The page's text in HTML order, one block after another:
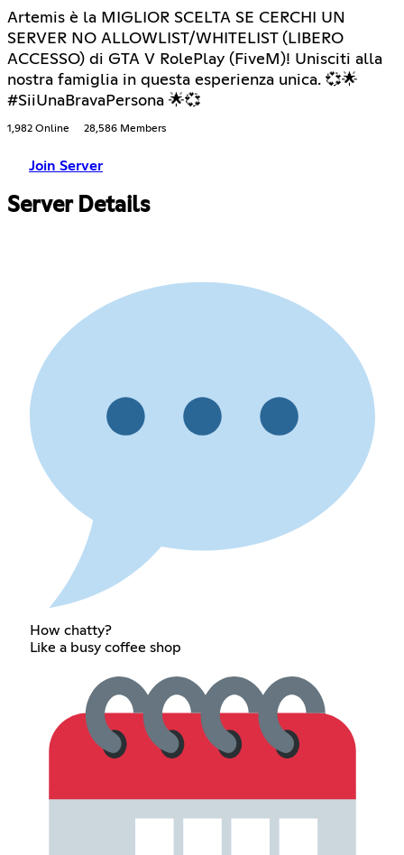
Artemis è la MIGLIOR SCELTA SE CERCHI UN
SERVER NO ALLOWLIST/WHITELIST (LIBERO
ACCESSO) di GTA V RolePlay (FiveM)! Unisciti alla
nostra famiglia in questa esperienza unica. 💞🌟
#SiiUnaBravaPersona 🌟💞
1,982 Online 28,586 Members
Join Server
Server Details
How chatty?
Like a busy coffee shop